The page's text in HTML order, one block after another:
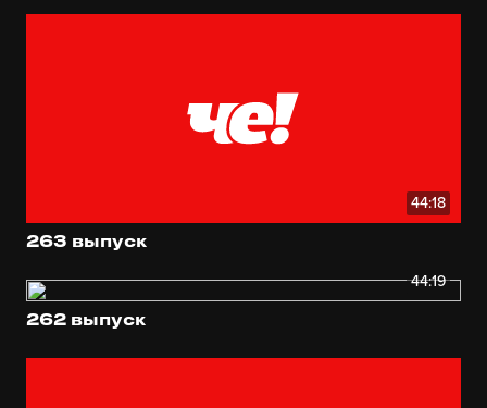
44:18
263 выпуск
44:19
262 выпуск